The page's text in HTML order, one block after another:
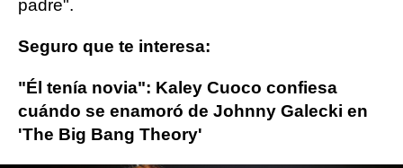
padre".
Seguro que te interesa:
"Él tenía novia": Kaley Cuoco confiesa
cuándo se enamoró de Johnny Galecki en
'The Big Bang Theory'